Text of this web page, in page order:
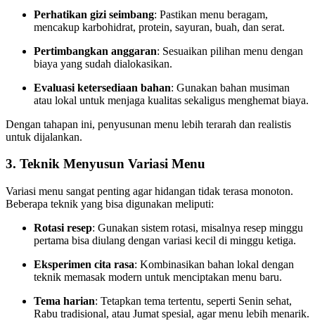
Perhatikan gizi seimbang: Pastikan menu beragam,
mencakup karbohidrat, protein, sayuran, buah, dan serat.
Pertimbangkan anggaran: Sesuaikan pilihan menu dengan
biaya yang sudah dialokasikan.
Evaluasi ketersediaan bahan: Gunakan bahan musiman
atau lokal untuk menjaga kualitas sekaligus menghemat biaya.
Dengan tahapan ini, penyusunan menu lebih terarah dan realistis
untuk dijalankan.
3. Teknik Menyusun Variasi Menu
Variasi menu sangat penting agar hidangan tidak terasa monoton.
Beberapa teknik yang bisa digunakan meliputi:
Rotasi resep: Gunakan sistem rotasi, misalnya resep minggu
pertama bisa diulang dengan variasi kecil di minggu ketiga.
Eksperimen cita rasa: Kombinasikan bahan lokal dengan
teknik memasak modern untuk menciptakan menu baru.
Tema harian: Tetapkan tema tertentu, seperti Senin sehat,
Rabu tradisional, atau Jumat spesial, agar menu lebih menarik.